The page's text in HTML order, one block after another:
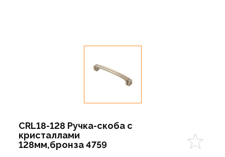
CRL18-128 Ручка-скоба с
кристаллами
128мм,бронза 4759